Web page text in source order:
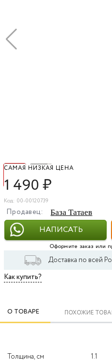
САМАЯ НИЗКАЯ ЦЕНА
1 490₽
Код: 00-00120739
Продавец: База Татаев
НАПИСАТЬ
Оформите заказ или
Доставка по всей
Как купить?
О ТОВАРЕ ПОХОЖИЕ
Толщина, см
1.1